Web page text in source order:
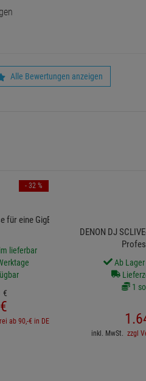
Alle Bewertungen anzeigen
für eine GigBAR
lieferbar
€
€
ab 90,-€ in DE
- 32 %
DENON DJ
Ab
1
inkl. MwSt. zzgl